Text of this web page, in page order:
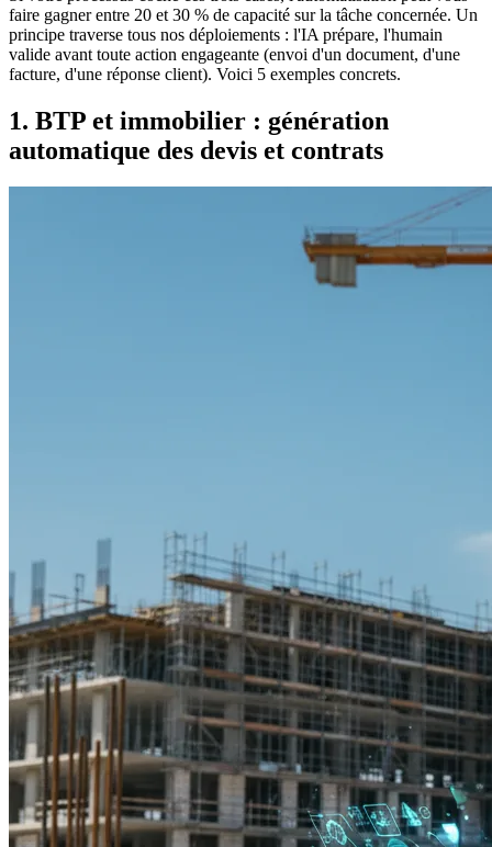
faire gagner entre 20 et 30 % de capacité sur la tâche concernée. Un
principe traverse tous nos déploiements : l'IA prépare, l'humain
valide avant toute action engageante (envoi d'un document, d'une
facture, d'une réponse client). Voici 5 exemples concrets.
1. BTP et immobilier : génération
automatique des devis et contrats